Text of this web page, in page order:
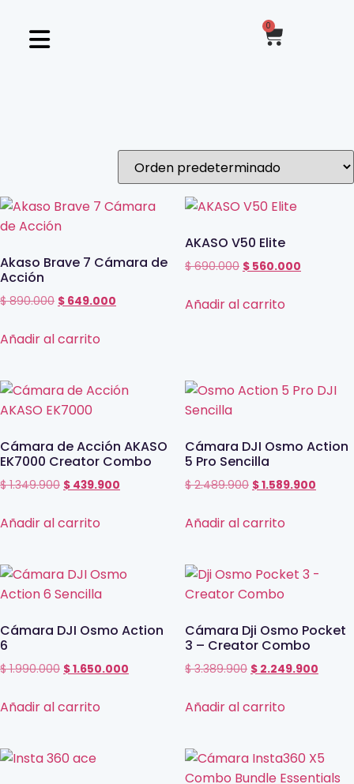
0
Akaso Brave 7 Cámara de
Acción
$890.000 $ 649.000
Añadir al carrito
AKASO V50 Elite
$690.000 $ 560.000
Añadir al carrito
Cámara de Acción AKASO
EK7000 Creator Combo
$1.349.900 $ 439.900
Añadir al carrito
Cámara DJI Osmo Action
5 Pro Sencilla
$2.489.900 $1.589.900
Añadir al carrito
Cámara DJI Osmo Action
6
$1.990.000 $1.650.000
Añadir al carrito
Cámara Dji Osmo Pocket
3 – Creator Combo
$3.389.900 $ 2.249.900
Añadir al carrito